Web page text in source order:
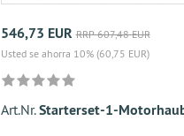
546,73 EUR RRP 607,48 EUR
Usted se ahorra 10% (60,75 EUR)
Art.Nr.Starterset-1-